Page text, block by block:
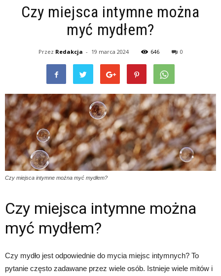
Czy miejsca intymne można
myć mydłem?
Przez Redakcja - 19 marca 2024 646 0
Czy miejsca intymne można myć mydłem?
Czy miejsca intymne można
myć mydłem?
Czy mydło jest odpowiednie do mycia miejsc intymnych? To
pytanie często zadawane przez wiele osób. Istnieje wiele mitów i